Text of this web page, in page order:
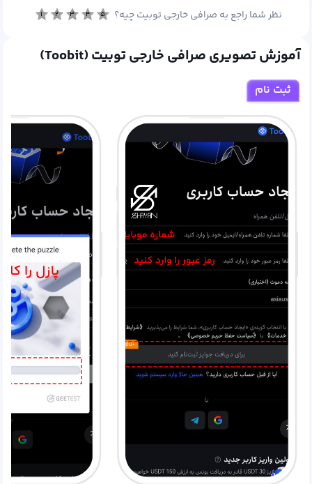
نظر شما راجع به صرافی خارجی توبیت چیه؟ ۱ ۲ ۳ ۴ ۵
آموزش تصویری صرافی خارجی توبیت (Toobit)
ثبت نام